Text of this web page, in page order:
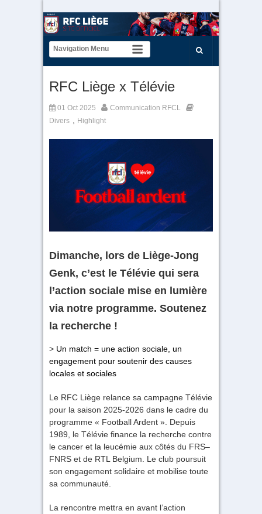
RFC Liège x Télévie
01 Oct 2025
Communication RFCL
Divers , Highlight
Dimanche, lors de Liège-Jong
Genk, c’est le Télévie qui sera
l’action sociale mise en lumière
via notre programme. Soutenez
la recherche !
> Un match = une action sociale, un
engagement pour soutenir des causes
locales et sociales
Le RFC Liège relance sa campagne Télévie
pour la saison 2025-2026 dans le cadre du
programme « Football Ardent ». Depuis
1989, le Télévie finance la recherche contre
le cancer et la leucémie aux côtés du FRS–
FNRS et de RTL Belgium. Le club poursuit
son engagement solidaire et mobilise toute
sa communauté.
La rencontre mettra en avant l’action